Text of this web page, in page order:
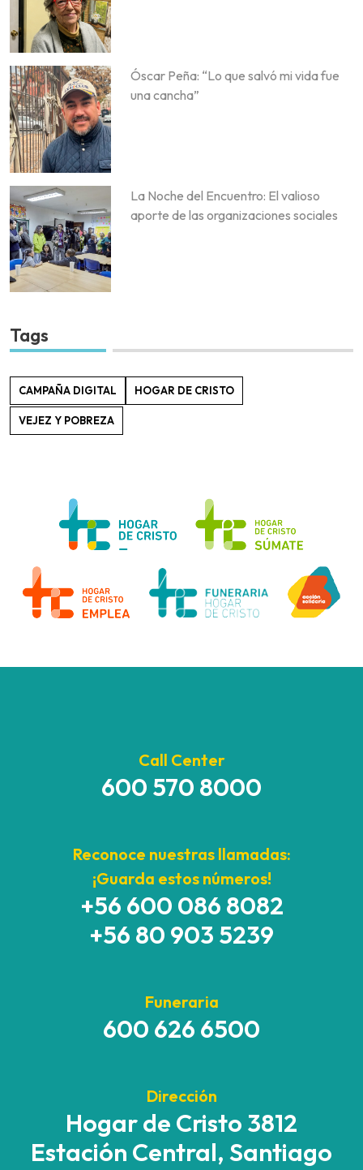
Óscar Peña: “Lo que salvó mi vida fue
una cancha”
La Noche del Encuentro: El valioso
aporte de las organizaciones sociales
Tags
CAMPAÑA DIGITAL HOGAR DE CRISTO
VEJEZ Y POBREZA
Call Center
600 570 8000
Reconoce nuestras llamadas:
¡Guarda estos números!
+56 600 086 8082
+56 80 903 5239
Funeraria
600 626 6500
Dirección
Hogar de Cristo 3812
Estación Central, Santiago